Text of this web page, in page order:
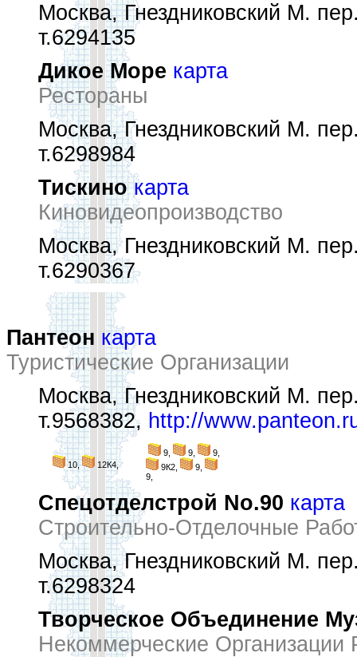
Москва, Гнездниковский М.
т.6294135
Дикое Море карта
Рестораны
Москва, Гнездниковский М.
т.6298984
Тискино карта
Киновидеопроизводство
Москва, Гнездниковский М.
т.6290367
Пантеон карта
Туристические Организации
Москва, Гнездниковский М.
т.9568382, http://
10, 12К4,
9, 9,
9,
9К2,
9,
9,
Спецотделстрой No.90 карта
Строительно-Отделочные
Москва, Гнездниковский М.
т.6298324
Творческое Объединение
Некоммерческие Организации